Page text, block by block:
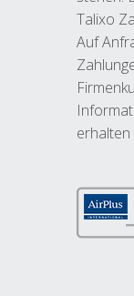
Talixo
Auf
erhalten